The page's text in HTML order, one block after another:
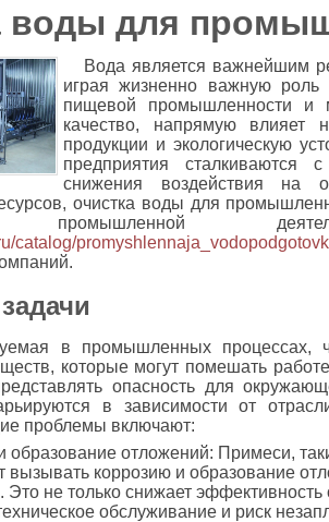
воды для
Вода является важнейшим
играя жизненно важную роль
пищевой промышленности и
качество, напрямую влияет
продукции и экологическую
предприятия
снижения воздействия на
очистка воды для
промышленной
catalog/
в промышленных процессах,
которые могут помешать
опасность для
в зависимости от
проблемы включают:
образование отложений: Примеси,
вызывать коррозию и образование
Это не только снижает эффективность
обслуживание и риск